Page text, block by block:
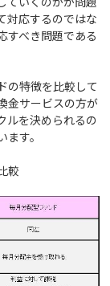
対応するのではな
すべき問題である
の特徴を比較して
金サービスの方が
ルを決められるの
す。
較